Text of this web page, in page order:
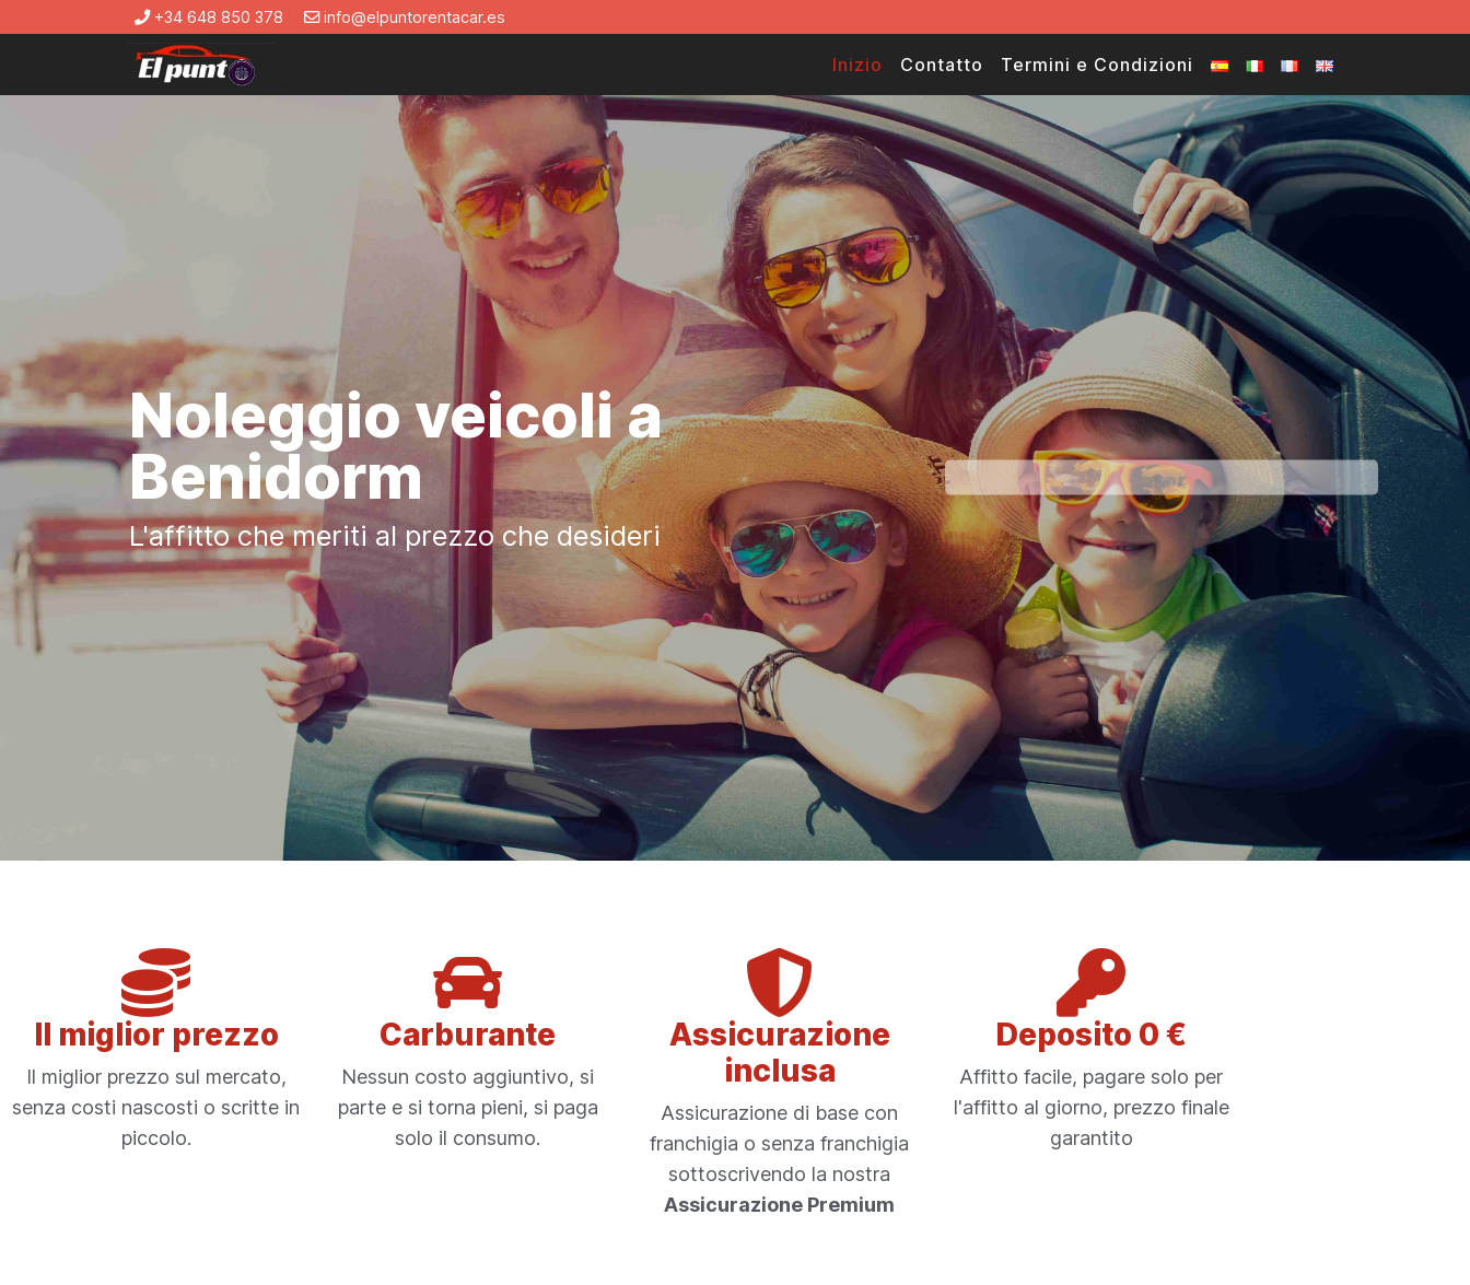
+34 648 850 378 info@elpuntorentacar.es
Inizio Contatto Termini e Condizioni
Noleggio veicoli a
Benidorm
L'affitto che meriti al prezzo che desideri
Il miglior prezzo
Il miglior prezzo sul mercato,
senza costi nascosti o scritte in
piccolo.
Carburante
Nessun costo aggiuntivo, si
parte e si torna pieni, si paga
solo il consumo.
Assicurazione
inclusa
Assicurazione di base con
franchigia o senza franchigia
sottoscrivendo la nostra
Assicurazione Premium
Deposito 0 €
Affitto facile, pagare solo per
l'affitto al giorno, prezzo finale
garantito